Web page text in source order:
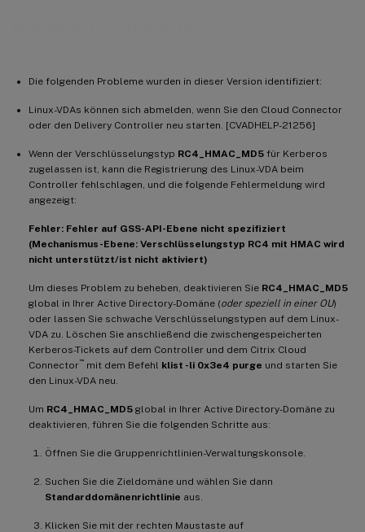
Die folgenden Probleme wurden in dieser Version identifiziert:
Linux-VDAs können sich abmelden, wenn Sie den Cloud Connector
oder den Delivery Controller neu starten. [CVADHELP-21256]
Wenn der Verschlüsselungstyp RC4_HMAC_MD5 für Kerberos
zugelassen ist, kann die Registrierung des Linux-VDA beim
Controller fehlschlagen, und die folgende Fehlermeldung wird
angezeigt:
Fehler: Fehler auf GSS-API-Ebene nicht spezifiziert
(Mechanismus-Ebene: Verschlüsselungstyp RC4 mit HMAC wird
nicht unterstützt/ist nicht aktiviert)
Um dieses Problem zu beheben, deaktivieren Sie RC4_HMAC_MD5
global in Ihrer Active Directory-Domäne (oder speziell in einer OU)
oder lassen Sie schwache Verschlüsselungstypen auf dem Linux-
VDA zu. Löschen Sie anschließend die zwischengespeicherten
Kerberos-Tickets auf dem Controller und dem Citrix Cloud
Connector™ mit dem Befehl klist -li 0x3e4 purge und starten Sie
den Linux-VDA neu.
Um RC4_HMAC_MD5 global in Ihrer Active Directory-Domäne zu
deaktivieren, führen Sie die folgenden Schritte aus:
Öffnen Sie die Gruppenrichtlinien-Verwaltungskonsole.
Suchen Sie die Zieldomäne und wählen Sie dann
Standarddomänenrichtlinie aus.
Klicken Sie mit der rechten Maustaste auf